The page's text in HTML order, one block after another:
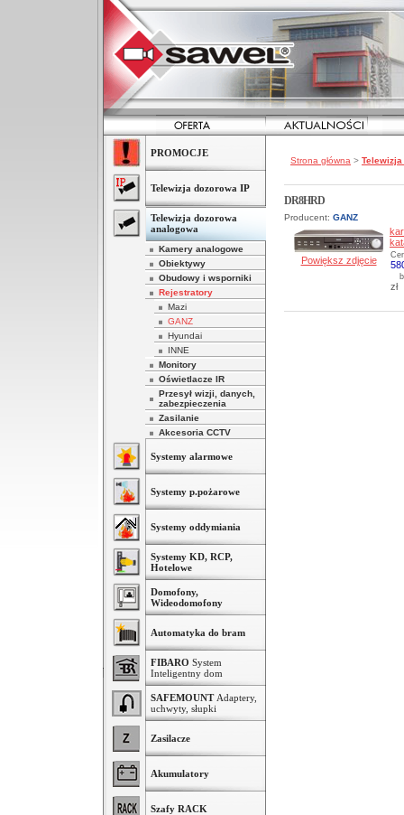
PROMOCJE
Telewizja dozorowa IP
Telewizja dozorowa
analogowa
Kamery analogowe
Obiektywy
Obudowy i wsporniki
Rejestratory
Mazi
GANZ
Hyundai
INNE
Monitory
Oświetlacze IR
Przesył wizji, danych,
zabezpieczenia
Zasilanie
Akcesoria CCTV
Systemy alarmowe
Systemy p.pożarowe
Systemy oddymiania
Systemy KD, RCP,
Hotelowe
Domofony,
Wideodomofony
Automatyka do bram
FIBARO System
Inteligentny dom
SAFEMOUNT Adaptery,
uchwyty, słupki
Zasilacze
Akumulatory
Szafy RACK
Strona główna >
DR8HRD
Producent: GANZ
Powiększ zdjęcie
zł